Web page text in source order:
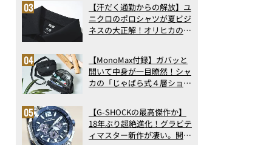
記事ランキングベスト3】
（2026年6月版）
【汗だく通勤からの解放】ユ
ニクロのポロシャツが夏ビジ
ネスの大正解！オリヒカの透
アの実力
【MonoMax付録】ガバッと
開いて中身が一目瞭然！シャ
カの「じゃばら式４層ショル
った！
【G-SHOCKの最高傑作か】
18年ぶり超絶進化！グラビテ
ィマスター新作が凄い。開発